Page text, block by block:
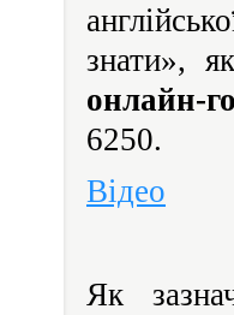
знати»,
онлайн-
6250.
Відео
Як